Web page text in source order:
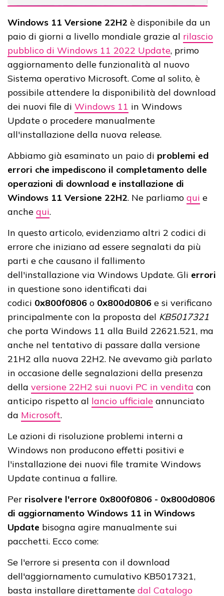
Windows 11 Versione 22H2 è disponibile da un
paio di giorni a livello mondiale grazie al rilascio
pubblico di Windows 11 2022 Update, primo
aggiornamento delle funzionalità al nuovo
Sistema operativo Microsoft. Come al solito, è
possibile attendere la disponibilità del download
dei nuovi file di Windows 11 in Windows
Update o procedere manualmente
all'installazione della nuova release.
Abbiamo già esaminato un paio di problemi ed
errori che impediscono il completamento delle
operazioni di download e installazione di
Windows 11 Versione 22H2. Ne parliamo qui e
anche qui.
In questo articolo, evidenziamo altri 2 codici di
errore che iniziano ad essere segnalati da più
parti e che causano il fallimento
dell'installazione via Windows Update. Gli errori
in questione sono identificati dai
codici 0x800f0806 o 0x800d0806 e si verificano
principalmente con la proposta del KB5017321
che porta Windows 11 alla Build 22621.521, ma
anche nel tentativo di passare dalla versione
21H2 alla nuova 22H2. Ne avevamo già parlato
in occasione delle segnalazioni della presenza
della versione 22H2 sui nuovi PC in vendita con
anticipo rispetto al lancio ufficiale annunciato
da Microsoft.
Le azioni di risoluzione problemi interni a
Windows non producono effetti positivi e
l'installazione dei nuovi file tramite Windows
Update continua a fallire.
Per risolvere l'errore 0x800f0806 - 0x800d0806
di aggiornamento Windows 11 in Windows
Update bisogna agire manualmente sui
pacchetti. Ecco come:
Se l'errore si presenta con il download
dell'aggiornamento cumulativo KB5017321,
basta installare direttamente dal Catalogo